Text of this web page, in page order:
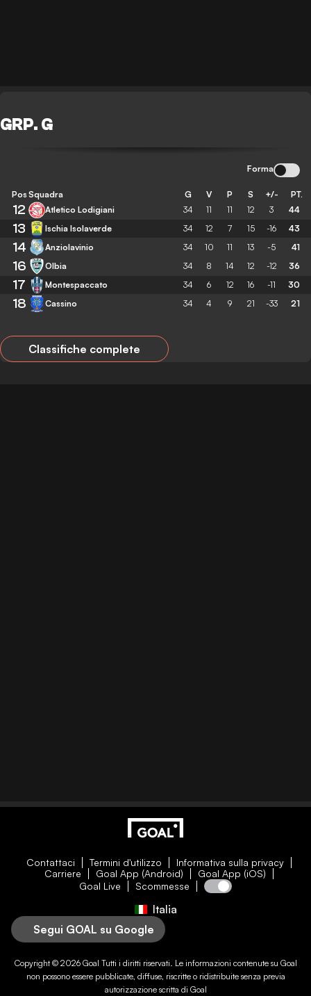
GRP. G
Forma
Pos Squadra G V P S +/- PT.
12 Atletico Lodigiani 34 11 11 12 3 44
13 Ischia Isolaverde 34 12 7 15 -16 43
14 Anziolavinio 34 10 11 13 -5 41
16 Olbia 34 8 14 12 -12 36
17 Montespaccato 34 6 12 16 -11 30
18 Cassino 34 4 9 21 -33 21
Classifiche complete
Contattaci Termini d'utilizzo
Informativa sulla privacy
Carriere
Goal App (Android)
Goal App (iOS)
Goal Live
Scommesse
Italia
Segui GOAL su Google
Copyright © 2026 Goal Tutti i diritti riservati. Le informazioni contenute su Goal
non possono essere pubblicate, diffuse, riscritte o ridistribuite senza previa
autorizzazione scritta di Goal